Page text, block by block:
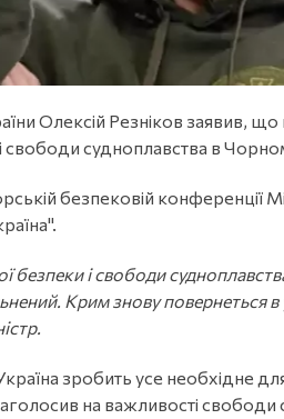
Олексій Резніков заявив,
свободи судноплавства в
безпековій конференції
безпеки і свободи
Крим знову повернеться
зробить усе необхідне
на важливості